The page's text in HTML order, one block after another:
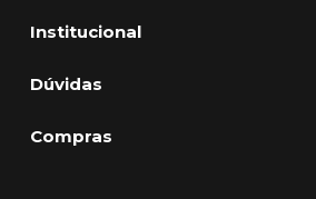
Institucional
Dúvidas
Compras